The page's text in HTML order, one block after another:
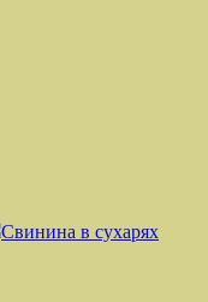
Свинина в сухарях